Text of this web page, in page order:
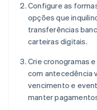
Configure as
opções que
transferências
carteiras digitais.
Crie cronogramas
com antecedência
vencimento e
manter